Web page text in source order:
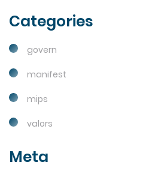
Categories
govern
manifest
mips
valors
Meta